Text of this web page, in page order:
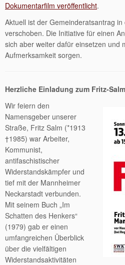
Dokumentarfilm veröffentlicht.
Aktuell ist der Gemeinderatsantrag
verschoben. Die Initiative für einen
sich aber weiter dafür einsetzen und
Aufmerksamkeit sorgen.
Herzliche Einladung zum Fritz-
Wir feiern den
Namensgeber unserer
Straße, Fritz Salm (*1913
†1985) war Arbeiter,
Kommunist,
antifaschistischer
Widerstandskämpfer und
tief mit der Mannheimer
Neckarstadt verbunden.
Mit seinem Buch „Im
Schatten des Henkers“
(1979) gab er einen
umfangreichen Überblick
über die vielfältigen
Widerstandsaktivitäten